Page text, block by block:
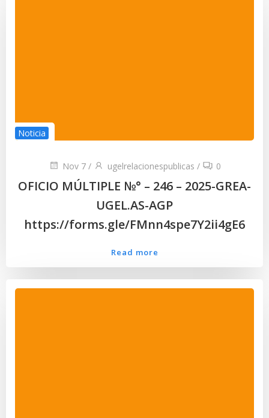
Noticia
Nov 7 / ugelrelacionespublicas / 0
OFICIO MÚLTIPLE №° – 246 – 2025-GREA-
UGEL.AS-AGP
https://forms.gle/FMnn4spe7Y2ii4gE6
Read more